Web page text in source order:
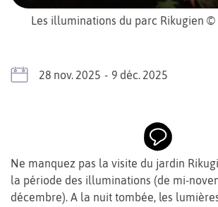
Les illuminations du parc Rikugien ©
28 nov. 2025 - 9 déc. 2025
Ne manquez pas la visite du jardin
la période des illuminations (de mi-
décembre). A la nuit tombée, les